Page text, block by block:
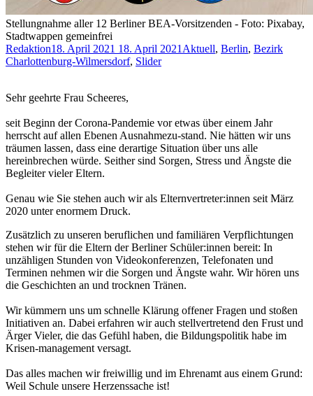
Stellungnahme aller 12 Berliner BEA-Vorsitzenden - Foto: Pixabay,
Stadtwappen gemeinfrei
Redaktion18. April 2021 18. April 2021 Aktuell, Berlin, Bezirk
Charlottenburg-Wilmersdorf, Slider
Sehr geehrte Frau Scheeres,
seit Beginn der Corona-Pandemie vor etwas über einem Jahr
herrscht auf allen Ebenen Ausnahmezu-stand. Nie hätten wir uns
träumen lassen, dass eine derartige Situation über uns alle
hereinbrechen würde. Seither sind Sorgen, Stress und Ängste die
Begleiter vieler Eltern.
Genau wie Sie stehen auch wir als Elternvertreter:innen seit März
2020 unter enormem Druck.
Zusätzlich zu unseren beruflichen und familiären Verpflichtungen
stehen wir für die Eltern der Berliner Schüler:innen bereit: In
unzähligen Stunden von Videokonferenzen, Telefonaten und
Terminen nehmen wir die Sorgen und Ängste wahr. Wir hören uns
die Geschichten an und trocknen Tränen.
Wir kümmern uns um schnelle Klärung offener Fragen und stoßen
Initiativen an. Dabei erfahren wir auch stellvertretend den Frust und
Ärger Vieler, die das Gefühl haben, die Bildungspolitik habe im
Krisen-management versagt.
Das alles machen wir freiwillig und im Ehrenamt aus einem Grund:
Weil Schule unsere Herzenssache ist!